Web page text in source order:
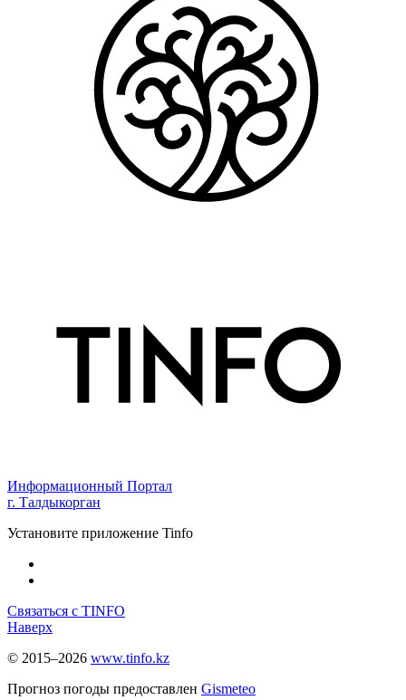
Информационный Портал
г. Талдыкорган
Установите приложение Tinfo
Связаться с TINFO
Наверх
© 2015–2026 www.tinfo.kz
Прогноз погоды предоставлен Gismeteo